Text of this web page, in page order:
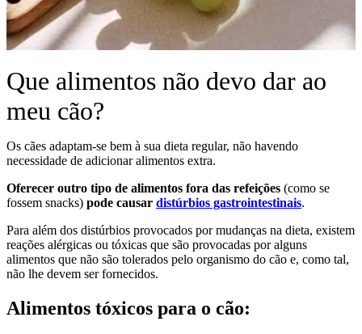
Que alimentos não devo dar ao
meu cão?
Os cães adaptam-se bem à sua dieta regular, não havendo
necessidade de adicionar alimentos extra.
Oferecer outro tipo de alimentos fora das refeições (como se
fossem snacks) pode causar distúrbios gastrointestinais.
Para além dos distúrbios provocados por mudanças na dieta, existem
reações alérgicas ou tóxicas que são provocadas por alguns
alimentos que não são tolerados pelo organismo do cão e, como tal,
não lhe devem ser fornecidos.
Alimentos tóxicos para o cão: